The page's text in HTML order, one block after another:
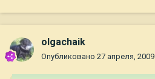
olgachaik
Опубликовано 27 апреля, 2009